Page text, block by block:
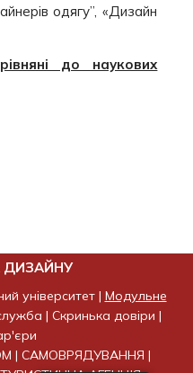
одягу”, «Дизайн
до наукових
ДИЗАЙНУ
університет| Модульне
| Скринька довіри |
| САМОВРЯДУВАННЯ |